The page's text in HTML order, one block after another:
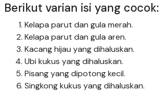
Berikut varian isi yang cocok:
Kelapa parut dan gula merah.
Kelapa parut dan gula aren.
Kacang hijau yang dihaluskan.
Ubi kukus yang dihaluskan.
Pisang yang dipotong kecil.
Singkong kukus yang dihaluskan.